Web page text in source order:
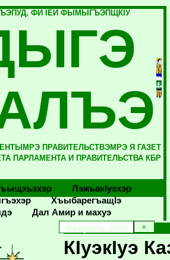
ФИ IЕЙ ФЫМЫГЪЭПЩКIУ
ПРАВИТЕЛЬСТВЭМРЭ Я ГАЗЕТ
ПАРЛАМЕНТА И ПРАВИТЕЛЬСТВА КБР
Лэжьакlуэхэр
Хъыбарегъащlэ
Дал Амир и махуэ
Февраль, 2020
КIуэкIуэ